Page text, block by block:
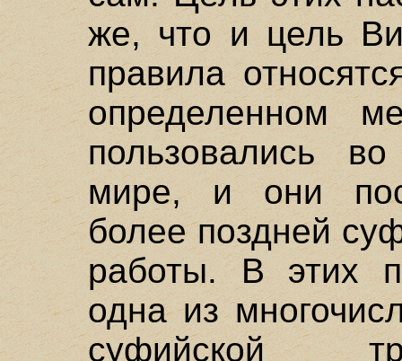
же, что и цель
правила
определенном
пользовались
мире, и они
более поздней
работы. В этих
одна из
суфийской